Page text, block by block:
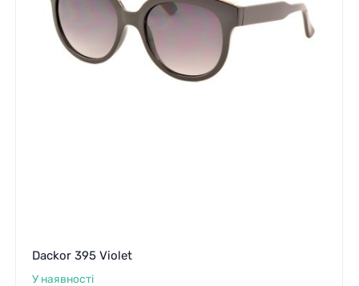
Dackor 395 Violet
У наявності